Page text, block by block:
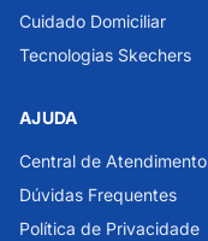
Cuidado Domiciliar
Tecnologias Skechers
AJUDA
Central de Atendimento
Dúvidas Frequentes
Política de Privacidade